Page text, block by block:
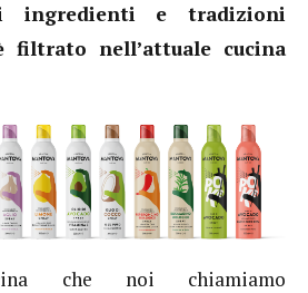
ingredienti e tradizioni
filtrato nell’attuale cucina
che noi chiamiamo